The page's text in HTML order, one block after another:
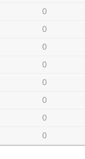
0
0
0
0
0
0
0
0